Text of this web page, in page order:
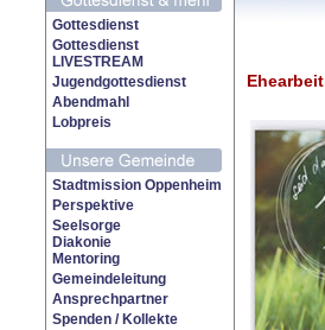
Gottesdienst
Gottesdienst
LIVESTREAM
Jugendgottesdienst
Abendmahl
Lobpreis
Stadtmission Oppenheim
Perspektive
Seelsorge
Diakonie
Mentoring
Gemeindeleitung
Ansprechpartner
Spenden / Kollekte
Ehearbeit